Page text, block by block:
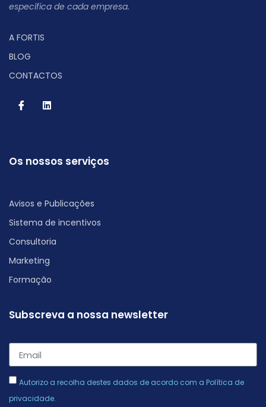
específica de cada empresa.
A FORTIS
BLOG
CONTACTOS
Os nossos serviços
Avisos e Publicações
Sistema de incentivos
Consultoria
Marketing
Formação
Subscreva a nossa newsletter
Autorizo a recolha destes dados de acordo com a Política de
privacidade.